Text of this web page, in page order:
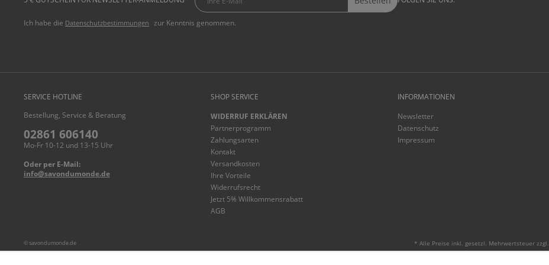
Ich habe die Datenschutzbestimmungen zur Kenntnis genommen.
SERVICE HOTLINE
Bestellung, Service & Beratung
02861 606140
Mo-Fr 10-12 und 13-15 Uhr
Oder per E-Mail:
info@savondumonde.de
SHOP SERVICE
WIDERRUF ERKLÄREN
Partnerprogramm
Zahlungsarten
Kontakt
Versandkosten
Ihre Vorteile
Widerrufsrecht
Jetzt 5% Willkommensrabatt
AGB
INFORMATIONEN
Newsletter
Datenschutz
Impressum
* Alle Preise inkl. gesetzl. Mehrwertsteuer zzgl.
© savondumonde.de